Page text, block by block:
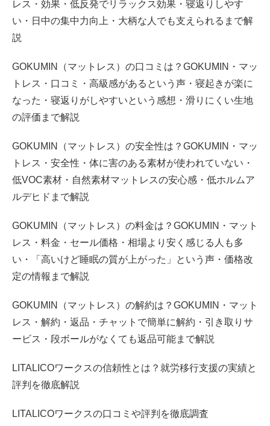
レス・効果・低反発でリラックス効果・寝返りしやす
い・日中の集中力向上・大柄な人でも支えられるまで解
説
GOKUMIN（マットレス）の口コミは？GOKUMIN・マッ
トレス・口コミ・高級感があるという声・寝起きが楽に
なった・寝返りがしやすいという感想・滑りにくい生地
の評価まで解説
GOKUMIN（マットレス）の安全性は？GOKUMIN・マッ
トレス・安全性・体に害のある素材が使われていない・
低VOC素材・自然素材マットレスの安心感・低ホルムア
ルデヒドまで解説
GOKUMIN（マットレス）の料金は？GOKUMIN・マット
レス・料金・セール価格・相場より安く感じる人も多
い・「高いけど睡眠の質が上がった」という声・価格改
定の情報まで解説
GOKUMIN（マットレス）の解約は？GOKUMIN・マット
レス・解約・返品・チャットで簡単に解約・引き取りサ
ービス・段ボールがなくても返品可能まで解説
LITALICOワークスの信頼性とは？就労移行支援の実績と
評判を徹底解説
LITALICOワークスの口コミや評判を徹底調査